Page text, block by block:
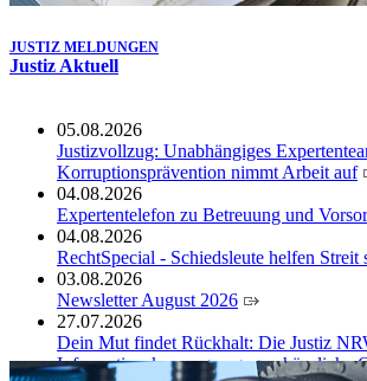
JUSTIZ MELDUNGEN
Justiz Aktuell
05.08.2026
Justizvollzug: Unabhängiges
Korruptionsprävention nimmt Arbeit auf
04.08.2026
Expertentelefon zu Betreuung und
04.08.2026
RechtSpecial - Schiedsleute helfen Streit
03.08.2026
Newsletter August 2026
27.07.2026
Dein Mut findet Rückhalt: Die Justiz
Informationskampagne gegen häusliche